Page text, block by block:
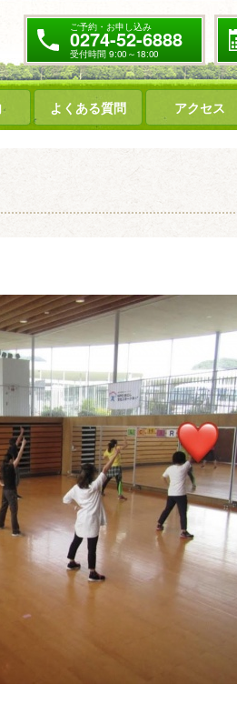
ご予約・お申し込み
0274-52-6888
受付時間 9:00～18:00
よくある質問 アクセス